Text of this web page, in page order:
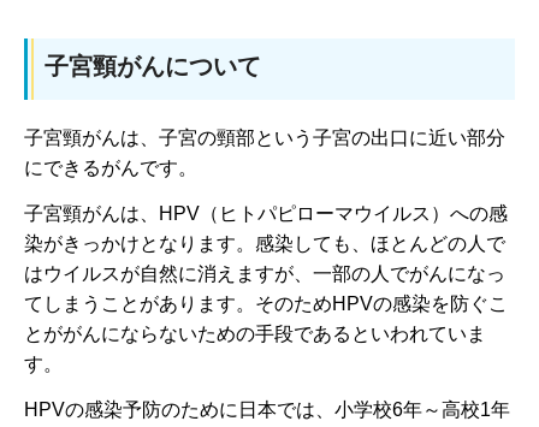
子宮頸がんについて
子宮頸がんは、子宮の頸部という子宮の出口に近い部分
にできるがんです。
子宮頸がんは、HPV（ヒトパピローマウイルス）への感
染がきっかけとなります。感染しても、ほとんどの人で
はウイルスが自然に消えますが、一部の人でがんになっ
てしまうことがあります。そのためHPVの感染を防ぐこ
とががんにならないための手段であるといわれていま
す。
HPVの感染予防のために日本では、小学校6年～高校1年